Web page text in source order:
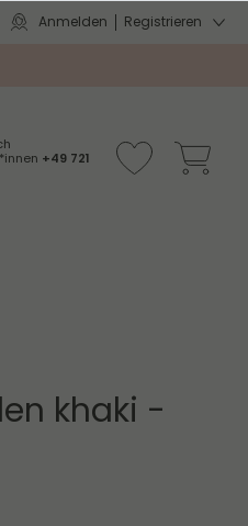
Anmelden Registrieren
+49 721
khaki -